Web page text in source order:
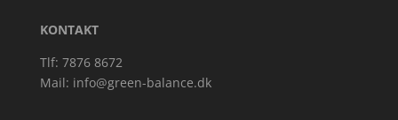
KONTAKT
Tlf: 7876 8672
Mail: info@green-balance.dk